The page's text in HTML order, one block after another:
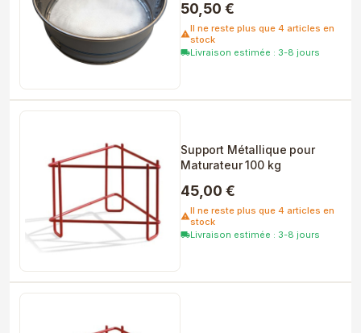
50,50 €
warningIl ne reste plus que 4 articles en
stock
local_shippingLivraison estimée : 3-8 jours
Support Métallique pour
Maturateur 100 kg
45,00 €
warningIl ne reste plus que 4 articles en
stock
local_shippingLivraison estimée : 3-8 jours